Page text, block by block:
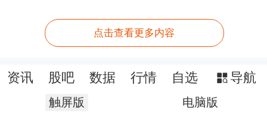
6月12日，在印度古吉拉特邦艾哈迈达
巴德，人们在客机失事现场进行救援。
新华社/印度联合新闻社
当地一名高级警官接受媒体采访时
点击查看更多内容
资讯 股吧 数据 行情 自选 导航
触屏版 电脑版